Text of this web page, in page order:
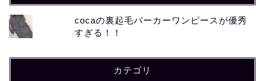
cocaの裏起毛パーカーワンピースが優秀
すぎる！！
カテゴリ